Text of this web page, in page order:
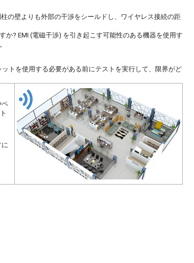
の壁よりも外部の干渉をシールドし、ワイヤレス接続の距
か? EMI (電磁干渉) を引き起こす可能性のある機器を使用す
トを使用する必要がある前にテストを実行して、限界がど
ペ